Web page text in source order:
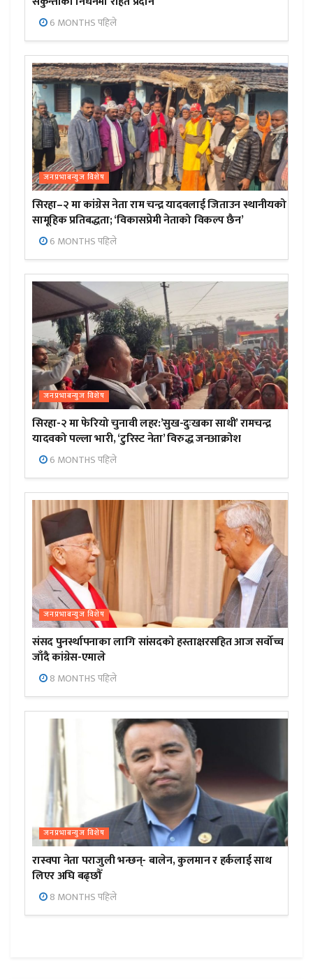
6 MONTHS पहिले
जनप्रभाबन्युज विशेष
सिरहा–२ मा कांग्रेस नेता राम चन्द्र यादवलाई जिताउन स्थानीयको
सामूहिक प्रतिबद्धता; ‘विकासप्रेमी नेताको विकल्प छैन’
6 MONTHS पहिले
जनप्रभाबन्युज विशेष
सिरहा-२ मा फेरियो चुनावी लहर:’सुख-दुःखका साथी’ रामचन्द्र
यादवको पल्ला भारी, ‘टुरिस्ट नेता’ विरुद्ध जनआक्रोश
6 MONTHS पहिले
जनप्रभाबन्युज विशेष
संसद पुनर्स्थापनाका लागि सांसदको हस्ताक्षरसहित आज सर्वोच्च
जाँदै कांग्रेस-एमाले
8 MONTHS पहिले
जनप्रभाबन्युज विशेष
रास्वपा नेता पराजुली भन्छन्- बालेन, कुलमान र हर्कलाई साथ
लिएर अघि बढ्छौँ
8 MONTHS पहिले